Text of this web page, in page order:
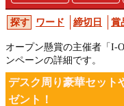
ワード 締切日 賞
オープン懸賞の主催者「I-
ンペーンの詳細です。
デスク周り豪華セット
ゼント！